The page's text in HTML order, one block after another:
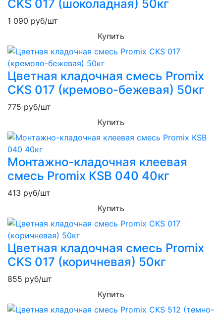
CKS 017 (шоколадная) 50кг
1 090 руб/шт
Купить
Цветная кладочная смесь Promix
CKS 017 (кремово-бежевая) 50кг
775 руб/шт
Купить
Монтажно-кладочная клеевая
смесь Promix КSB 040 40кг
413 руб/шт
Купить
Цветная кладочная смесь Promix
CKS 017 (коричневая) 50кг
855 руб/шт
Купить